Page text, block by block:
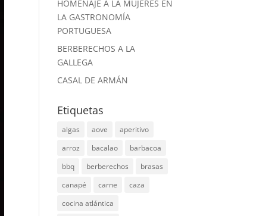
HOMENAJE A LA MUJERES EN
LA GASTRONOMÍA
PORTUGUESA
BERBERECHOS A LA
GALLEGA
CASAL DE ARMÁN
Etiquetas
algas aove
aperitivo
arroz
bacalao
barbacoa
bbq
berberechos
brasas
canapé
carne
caza
cocina atlántica